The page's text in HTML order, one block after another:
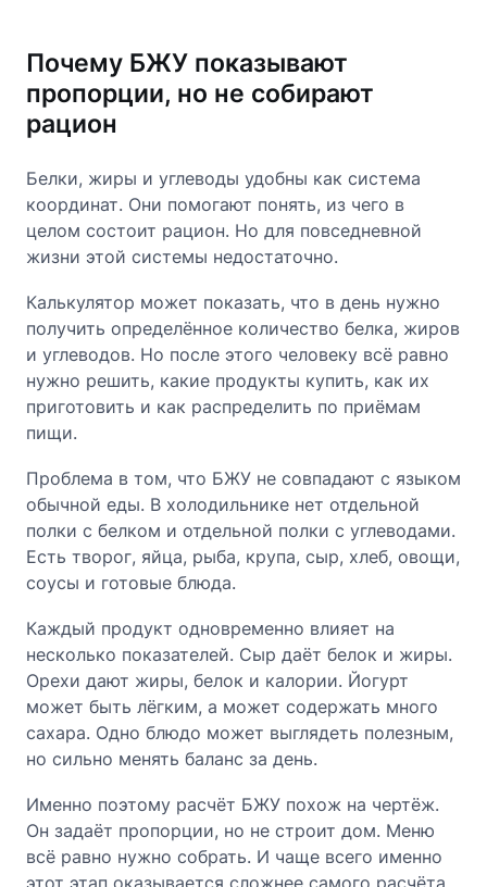
Почему БЖУ показывают
пропорции, но не собирают
рацион
Белки, жиры и углеводы удобны как система
координат. Они помогают понять, из чего в
целом состоит рацион. Но для повседневной
жизни этой системы недостаточно.
Калькулятор может показать, что в день нужно
получить определённое количество белка, жиров
и углеводов. Но после этого человеку всё равно
нужно решить, какие продукты купить, как их
приготовить и как распределить по приёмам
пищи.
Проблема в том, что БЖУ не совпадают с языком
обычной еды. В холодильнике нет отдельной
полки с белком и отдельной полки с углеводами.
Есть творог, яйца, рыба, крупа, сыр, хлеб, овощи,
соусы и готовые блюда.
Каждый продукт одновременно влияет на
несколько показателей. Сыр даёт белок и жиры.
Орехи дают жиры, белок и калории. Йогурт
может быть лёгким, а может содержать много
сахара. Одно блюдо может выглядеть полезным,
но сильно менять баланс за день.
Именно поэтому расчёт БЖУ похож на чертёж.
Он задаёт пропорции, но не строит дом. Меню
всё равно нужно собрать. И чаще всего именно
этот этап оказывается сложнее самого расчёта.